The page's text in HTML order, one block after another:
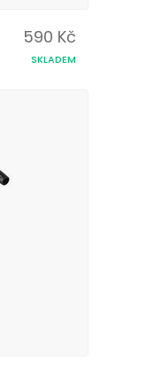
590 Kč
SKLADEM